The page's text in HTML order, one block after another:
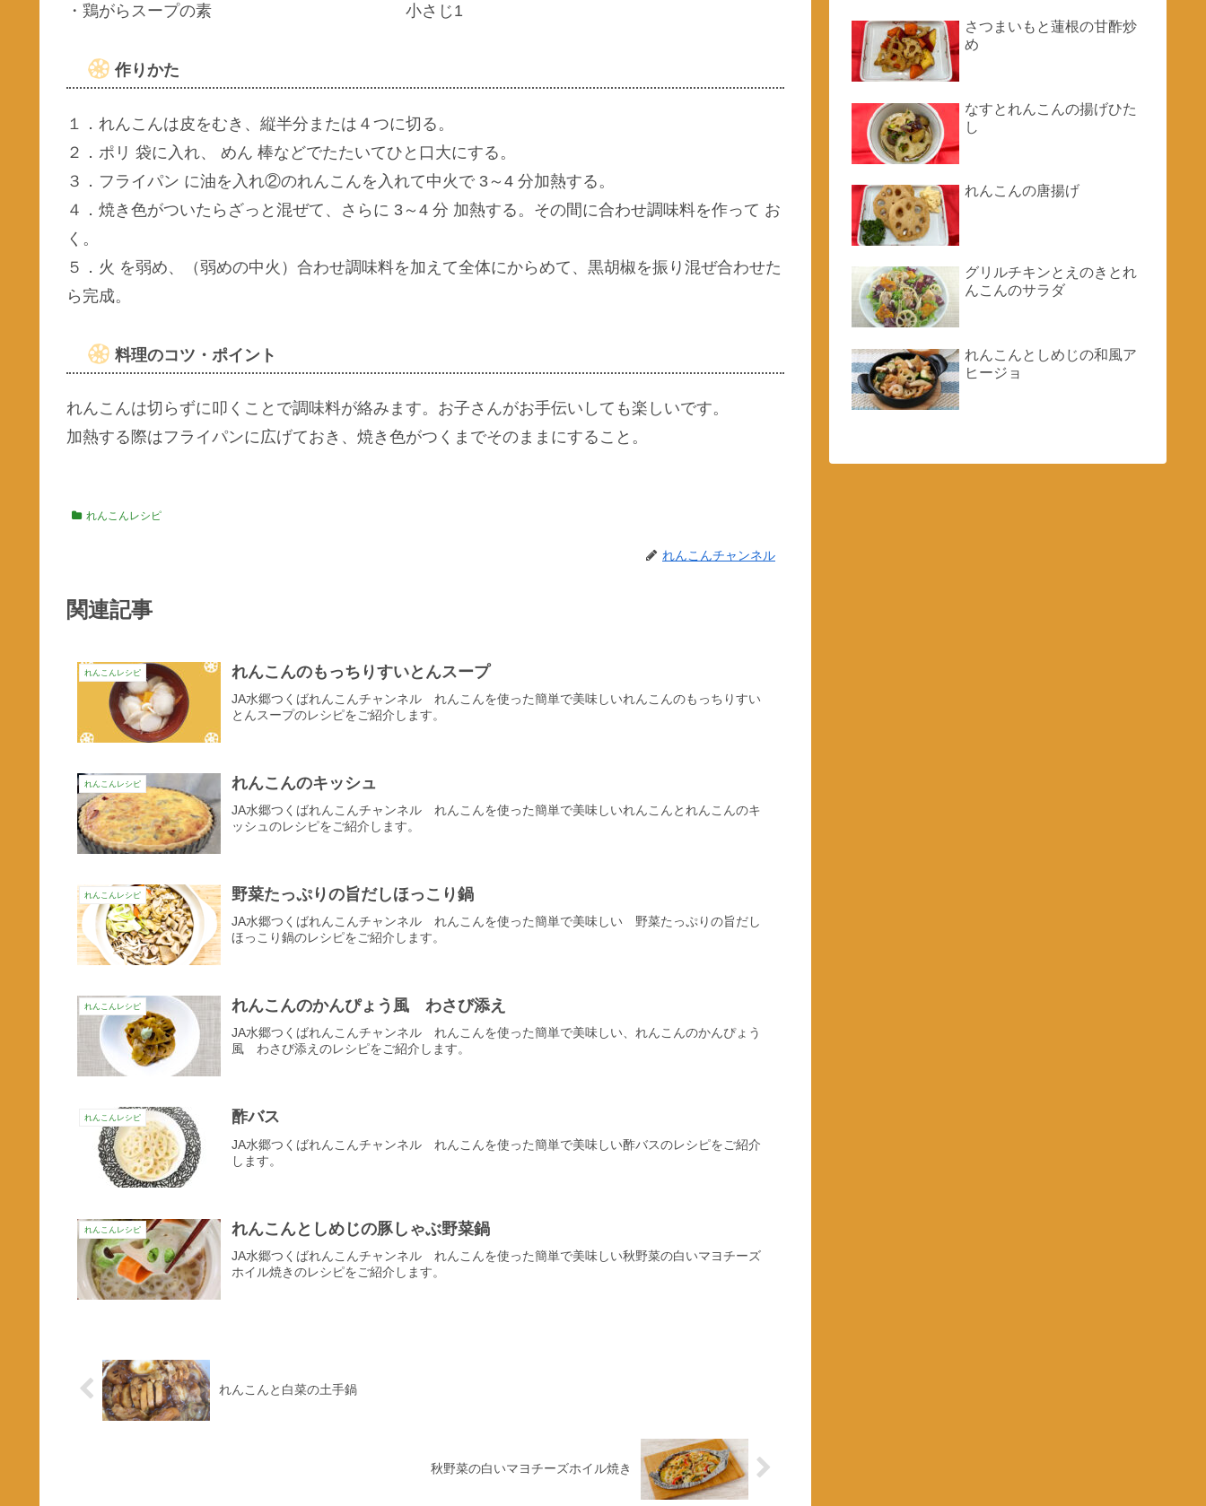
・鶏がらスープの素 小さじ1
作りかた
１．れんこんは皮をむき、縦半分または４つに切る。
２．ポリ 袋に入れ、 めん 棒などでたたいてひと口大にする。
３．フライパン に油を入れ②のれんこんを入れて中火で 3～4 分加熱する。
４．焼き色がついたらざっと混ぜて、さらに 3～4 分 加熱する。その間に合わせ調味料を作って お
く。
５．火 を弱め、（弱めの中火）合わせ調味料を加えて全体にからめて、黒胡椒を振り混ぜ合わせた
ら完成。
料理のコツ・ポイント
れんこんは切らずに叩くことで調味料が絡みます。お子さんがお手伝いしても楽しいです。
加熱する際はフライパンに広げておき、焼き色がつくまでそのままにすること。
れんこんレシピ
れんこんチャンネル
関連記事
れんこんレシピ れんこんのもっちりすいとんスープ
JA水郷つくばれんこんチャンネル れんこんを使った簡単で美味しいれんこんのもっちりすい
とんスープのレシピをご紹介します。
れんこんレシピ れんこんのキッシュ
JA水郷つくばれんこんチャンネル れんこんを使った簡単で美味しいれんこんとれんこんのキ
ッシュのレシピをご紹介します。
れんこんレシピ 野菜たっぷりの旨だしほっこり鍋
JA水郷つくばれんこんチャンネル れんこんを使った簡単で美味しい 野菜たっぷりの旨だし
ほっこり鍋のレシピをご紹介します。
れんこんレシピ れんこんのかんぴょう風 わさび添え
JA水郷つくばれんこんチャンネル れんこんを使った簡単で美味しい、れんこんのかんぴょう
風 わさび添えのレシピをご紹介します。
れんこんレシピ 酢バス
JA水郷つくばれんこんチャンネル れんこんを使った簡単で美味しい酢バスのレシピをご紹介
します。
れんこんレシピ れんこんとしめじの豚しゃぶ野菜鍋
JA水郷つくばれんこんチャンネル れんこんを使った簡単で美味しい秋野菜の白いマヨチーズ
ホイル焼きのレシピをご紹介します。
れんこんと白菜の土手鍋
秋野菜の白いマヨチーズホイル焼き
さつまいもと蓮根の甘酢炒
め
なすとれんこんの揚げひた
し
れんこんの唐揚げ
グリルチキンとえのきとれ
んこんのサラダ
れんこんとしめじの和風ア
ヒージョ